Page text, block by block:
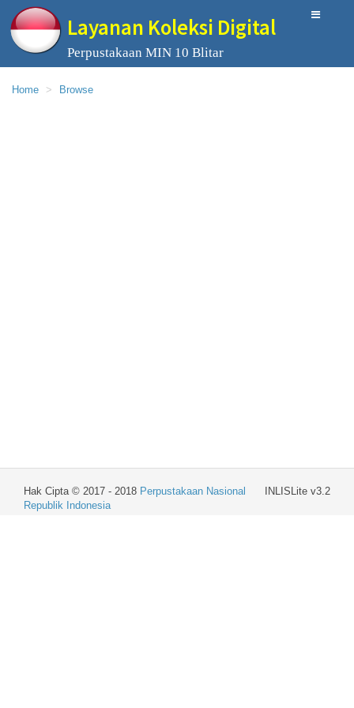
Layanan Koleksi Digital
Perpustakaan MIN 10 Blitar
Home Browse
INLISLite v3.2
Hak Cipta © 2017 - 2018 Perpustakaan Nasional
Republik Indonesia